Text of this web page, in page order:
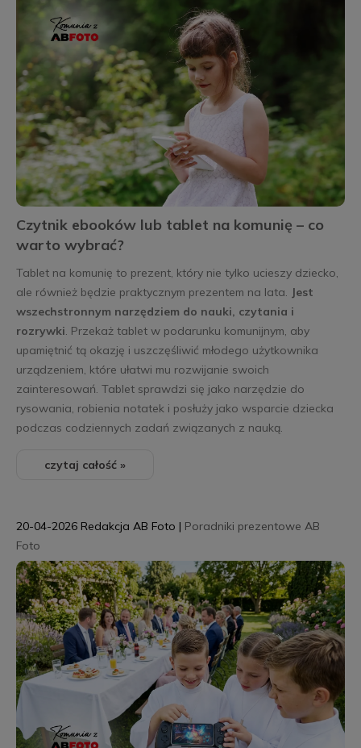
Czytnik ebooków lub tablet na komunię – co
warto wybrać?
Tablet na komunię to prezent, który nie tylko ucieszy dziecko,
ale również będzie praktycznym prezentem na lata. Jest
wszechstronnym narzędziem do nauki, czytania i
rozrywki. Przekaż tablet w podarunku komunijnym, aby
upamiętnić tą okazję i uszczęśliwić młodego użytkownika
urządzeniem, które ułatwi mu rozwijanie swoich
zainteresowań. Tablet sprawdzi się jako narzędzie do
rysowania, robienia notatek i posłuży jako wsparcie dziecka
podczas codziennych zadań związanych z nauką.
czytaj całość »
20-04-2026 Redakcja AB Foto | Poradniki prezentowe AB
Foto